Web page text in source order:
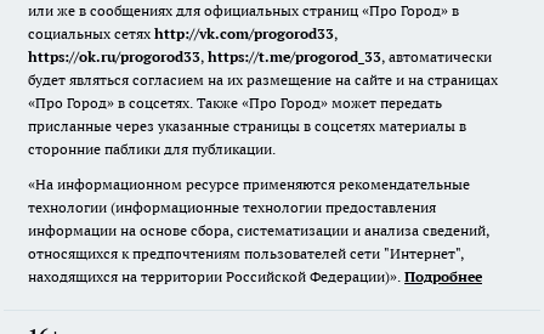
или же в сообщениях для официальных страниц «Про Город» в
социальных сетях http://vk.com/progorod33,
https://ok.ru/progorod33, https://t.me/progorod_33, автоматически
будет являться согласием на их размещение на сайте и на страницах
«Про Город» в соцсетях. Также «Про Город» может передать
присланные через указанные страницы в соцсетях материалы в
сторонние паблики для публикации.
«На информационном ресурсе применяются рекомендательные
технологии (информационные технологии предоставления
информации на основе сбора, систематизации и анализа сведений,
относящихся к предпочтениям пользователей сети "Интернет",
находящихся на территории Российской Федерации)». Подробнее